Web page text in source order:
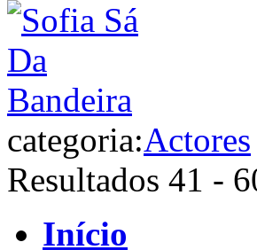
categoria:Actores
Resultados 41 -
Início